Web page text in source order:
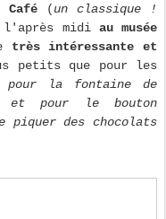
Café (un classique !
midi au musée
très intéressante et
petits que pour les
pour la fontaine de
et pour le bouton
piquer des chocolats